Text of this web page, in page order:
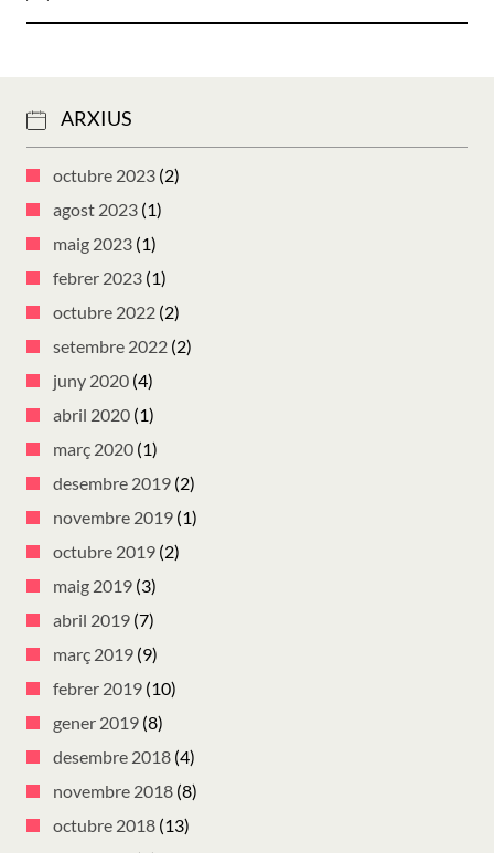
ARXIUS
octubre 2023 (2)
agost 2023 (1)
maig 2023 (1)
febrer 2023 (1)
octubre 2022 (2)
setembre 2022 (2)
juny 2020 (4)
abril 2020 (1)
març 2020 (1)
desembre 2019 (2)
novembre 2019 (1)
octubre 2019 (2)
maig 2019 (3)
abril 2019 (7)
març 2019 (9)
febrer 2019 (10)
gener 2019 (8)
desembre 2018 (4)
novembre 2018 (8)
octubre 2018 (13)